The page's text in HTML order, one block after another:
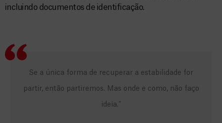
incluindo documentos de identificação.
Se a única forma de recuperar a estabilidade for
partir, então partiremos. Mas onde e como, não faço
ideia.”